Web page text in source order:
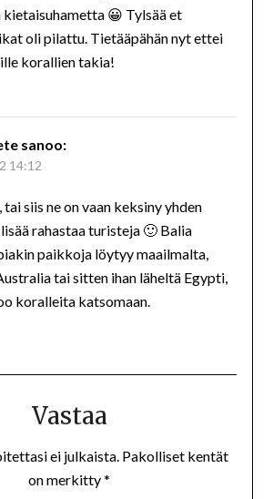
kietaisuhametta 😀 Tylsää et
oli pilattu. Tietääpähän nyt ettei
korallien takia!
sanoo:
14:12
tai siis ne on vaan keksiny yhden
rahastaa turisteja 🙂 Balia
paikkoja löytyy maailmalta,
tai sitten ihan läheltä Egypti,
koralleita katsomaan.
Vastaa
ei julkaista. Pakolliset kentät
on merkitty*